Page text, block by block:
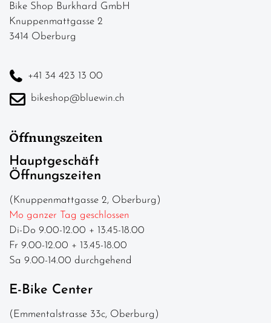
Bike Shop Burkhard GmbH
Knuppenmattgasse 2
3414 Oberburg
+41 34 423 13 00
bikeshop@bluewin.ch
Öffnungszeiten
Hauptgeschäft
Öffnungszeiten
(Knuppenmattgasse 2, Oberburg)
Mo ganzer Tag geschlossen
Di-Do 9.00-12.00 + 13.45-18.00
Fr 9.00-12.00 + 13.45-18.00
Sa 9.00-14.00 durchgehend
E-Bike Center
(Emmentalstrasse 33c, Oberburg)